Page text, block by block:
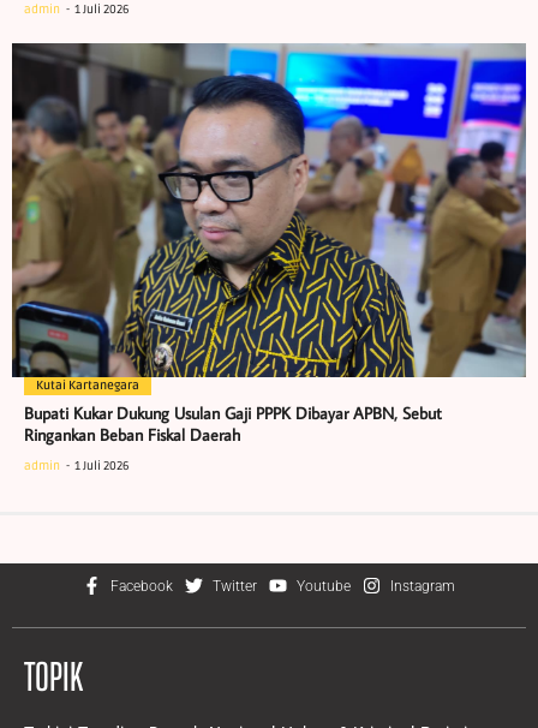
admin 1 Juli 2026
Kutai Kartanegara
Bupati Kukar Dukung Usulan Gaji PPPK Dibayar APBN, Sebut
Ringankan Beban Fiskal Daerah
admin 1 Juli 2026
Facebook Twitter Youtube Instagram
TOPIK